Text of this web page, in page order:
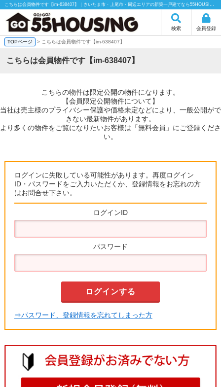
こちらは会員物件です【im-638407】｜さいたま市・上尾市・周辺エリアの新築一戸建てなら55HOUSING（55ハウジング）にお任せください！
検索 会員登録
TOPページ > こちらは会員物件です【im-638407】
こちらは会員物件です【im-638407】
こちらの物件は限定公開の物件になります。
【会員限定公開物件について】
当社は売主様のプライバシー保護や価格未定などにより、一般公開がで
きない最新物件があります。
より多くの物件をご覧になりたいお客様は「無料会員」にご登録くださ
い。
ログインに失敗している可能性があります。再度ログイン
ID・パスワードをご入力いただくか、登録情報をお忘れの方
はお問合せ下さい。
ログインID
パスワード
⇒パスワード、登録情報を忘れてしまった方